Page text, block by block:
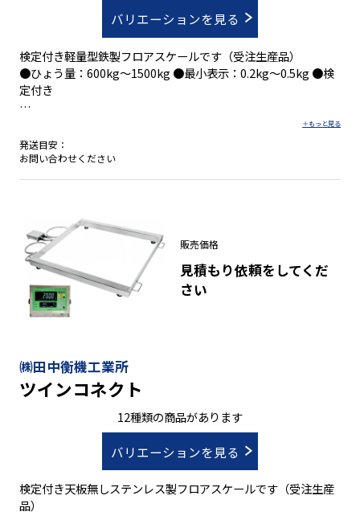
バリエーションを見る
検定付き軽量型鉄製フロアスケールです（受注生産品）
●ひょう量：600kg～1500kg ●最小表示：0.2kg～0.5kg ●検
定付き
●設置も容易な薄型。計量台高さなんと１００㎜！
●重量確認も容易な文字高３５㎜の大型蛍光表示の指示計！
トの爪の挿入に対応
●もちろん取引証明対象計量器です！
発送目安：
お問い合わせください
㈱田中衡機工業所
ツインコネクト
12種類の商品があります
バリエーションを見る
検定付き天板無しステンレス製フロアスケールです（受注生産
品）
販売価格
見積もり依頼をしてくだ
さい